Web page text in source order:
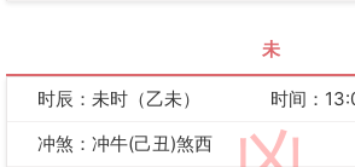
未
时辰：未时（乙未）
时间：
冲煞：冲牛(己丑)煞西